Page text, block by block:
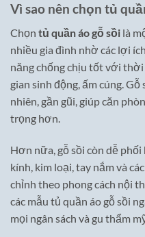
Vì sao nên chọn tủ
Chọn tủ quần áo gỗ sồi là
nhiều gia đình nhờ các lợi
năng chống chịu tốt với
gian sinh động, ấm cúng.
nhiên, gần gũi, giúp căn
trọng hơn.
Hơn nữa, gỗ sồi còn dễ
kính, kim loại, tay nắm và
chỉnh theo phong cách nội
các mẫu tủ quần áo gỗ sồi
mọi ngân sách và gu thẩm